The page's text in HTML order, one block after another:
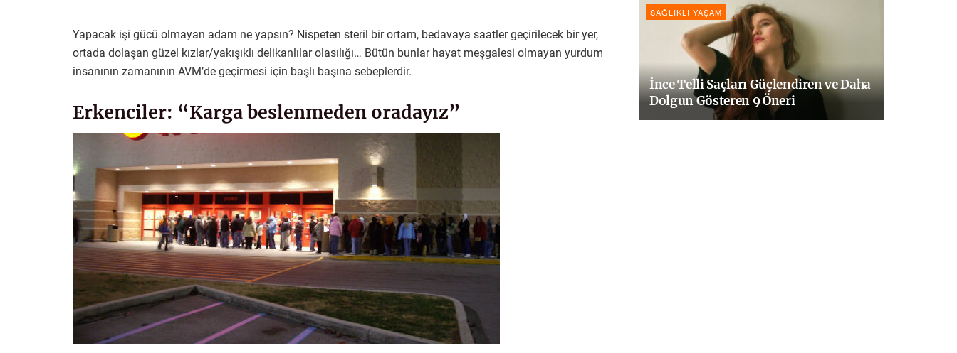
Yapacak işi gücü olmayan adam ne yapsın? Nispeten steril bir ortam, bedavaya saatler geçirilecek bir yer,
ortada dolaşan güzel kızlar/yakışıklı delikanlılar olasılığı… Bütün bunlar hayat meşgalesi olmayan yurdum
insanının zamanının AVM’de geçirmesi için başlı başına sebeplerdir.
Erkenciler: “Karga beslenmeden oradayız”
SAĞLIKLI YAŞAM
İnce Telli Saçları Güçlendiren ve Daha
Dolgun Gösteren 9 Öneri